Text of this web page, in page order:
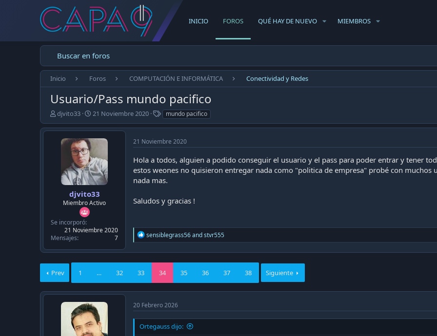
INICIO FOROS QUÉ HAY DE NUEVO MIEMBROS
Buscar en foros
Inicio Foros COMPUTACIÓN E INFORMÁTICA Conectividad y Redes
Usuario/Pass mundo pacifico
E
m
p
djvito33
F
e
c
h
d
e
p
u
b
l
a
ó
n
21 Noviembre 2020
T
a
g
s
mundo pacifico
djvito33
Miembro Activo
Se incorporó
21 Noviembre 2020
Mensajes
7
21 Noviembre 2020
Hola a todos, alguien a podido conseguir el usuario y el pass para poder entrar y tener
estos weones no quisieron entregar nada como "politica de empresa" probé con
nada mas.
Saludos y gracias !
R
e
t
:
sensiblegrass56andstvr555
Prev 1 … 32 33 34 35 36 37 38 Siguiente
20 Febrero 2026
Ortegauss dijo: